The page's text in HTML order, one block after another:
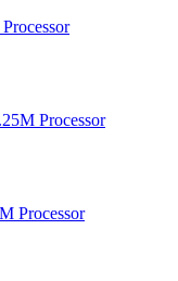
Processor
Processor